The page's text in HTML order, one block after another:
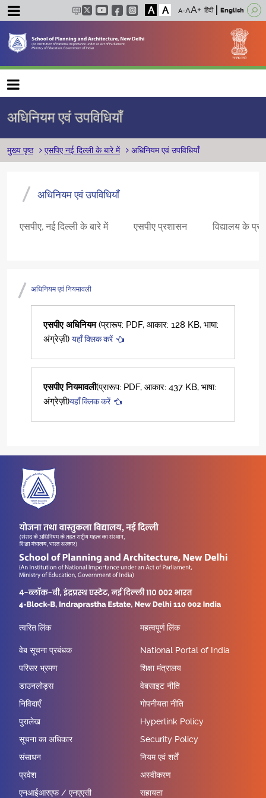
A A हिंदी English
Main navigation
अधिनियम एवं उपविधियाँ
पग चिन्ह
मुख्य पृष्ठ एसपिए नई दिल्ली के बारे में अधिनियम एवं उपविधियाँ
अधिनियम एवं उपविधियाँ
एसपीए, नई दिल्ली के बारे में एसपीए प्रशासन विद्यालय के
अधिनियम एवं नियमावली
एसपीए अधिनियम(प्रारूप: PDF, आकार: 128 KB, भाषा:
अंग्रेज़ी) यहाँ क्लिक करें
एसपीए नियमावली(प्रारूप: PDF, आकार: 437 KB, भाषा:
अंग्रेज़ी)यहाँ क्लिक करें
त्वरित लिंक
वेब सूचना प्रबंधक
परिसर भ्रमण
डाउनलोड्स
निविदाएँ
पुरालेख
सूचना का अधिकार
संसाधन
प्रवेश
एनआईआरएफ / एनएएसी
महत्वपूर्ण लिंक
National Portal of India
शिक्षा मंत्रालय
वेबसाइट नीति
गोपनीयता नीति
Hyperlink Policy
Security Policy
नियम एवं शर्तें
अस्वीकरण
सहायता